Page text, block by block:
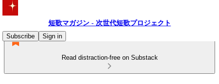
短歌マガジン - 次世代短歌プロジェクト
Subscribe
Sign in
Read distraction-free on Substack